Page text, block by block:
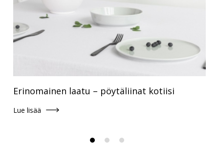
Erinomainen laatu – pöytäliinat kotiisi
Lue lisää